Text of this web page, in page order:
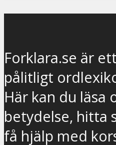
Forklara.se är
pålitligt
Här kan du läsa
betydelse, hitta
få hjälp med